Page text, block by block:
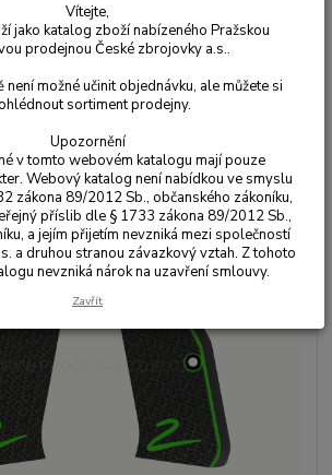
G-10 Slim fit pro
2
Vítejte,
jako katalog zboží nabízeného Pražskou
prodejnou České zbrojovky a.s..
možné učinit objednávku, ale můžete si
sortiment prodejny.
Upozornění
v tomto webovém katalogu mají pouze
Webový katalog není nabídkou ve smyslu
zákona 89/2012 Sb., občanského zákoníku,
příslib dle § 1733 zákona 89/2012 Sb.,
a jejím přijetím nevzniká mezi společností
a druhou stranou závazkový vztah. Z tohoto
nevzniká nárok na uzavření smlouvy.
Zavřít